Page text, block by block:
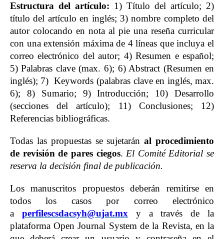
Estructura del artículo: 1) Título del artículo; 2)
título del artículo en inglés; 3) nombre completo del
autor colocando en nota al pie una reseña curricular
con una extensión máxima de 4 líneas que incluya el
correo electrónico del autor; 4) Resumen e español;
5) Palabras clave (max. 6); 6) Abstract (Resumen en
inglés); 7) Keywords (palabras clave en inglés, max.
6); 8) Sumario; 9) Introducción; 10) Desarrollo
(secciones del artículo); 11) Conclusiones; 12)
Referencias bibliográficas.
Todas las propuestas se sujetaránal procedimiento
de revisión de pares ciegos. El Comité Editorial se
reserva la decisión final de publicación.
Los manuscritos propuestos deberán remitirse en
todos los casos por correo electrónico
a perfilescsdacsyh@ujat.mx y a través de la
plataforma Open Journal System de la Revista, en la